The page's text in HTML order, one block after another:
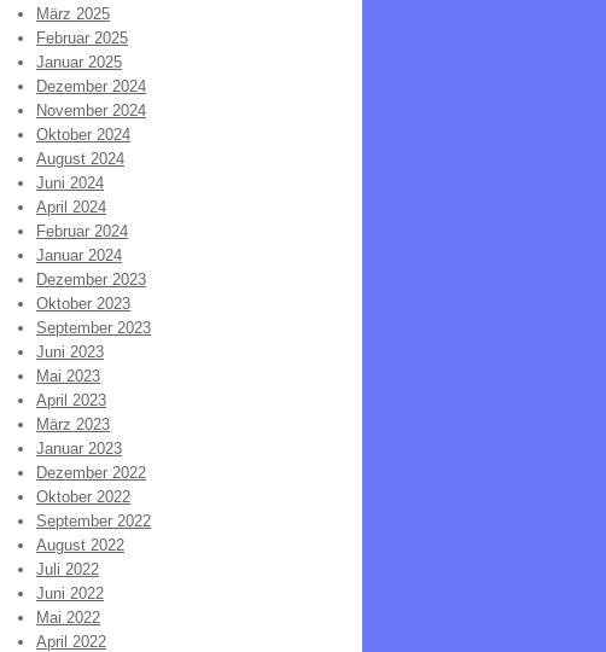
März 2025
Februar 2025
Januar 2025
Dezember 2024
November 2024
Oktober 2024
August 2024
Juni 2024
April 2024
Februar 2024
Januar 2024
Dezember 2023
Oktober 2023
September 2023
Juni 2023
Mai 2023
April 2023
März 2023
Januar 2023
Dezember 2022
Oktober 2022
September 2022
August 2022
Juli 2022
Juni 2022
Mai 2022
April 2022